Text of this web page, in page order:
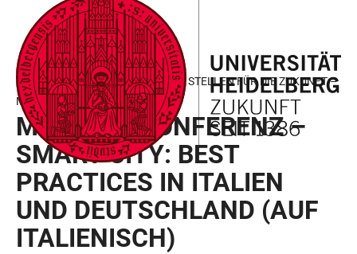
LINKS
ZUR
BARRIEREFREIHEIT
ZUM
HAUPTINHALT
HAUPTNAVIGATION
ÖFFNEN
WEBSEITENSUCHE
ÖFFNEN
MONTAGSKONFERENZ: WEICHEN STELLEN FÜR DIE ZUKUNFT –
MOBILITÄT
MONTAGSKONFERENZ –
SMART CITY: BEST
PRACTICES IN ITALIEN
UND DEUTSCHLAND (AUF
ITALIENISCH)